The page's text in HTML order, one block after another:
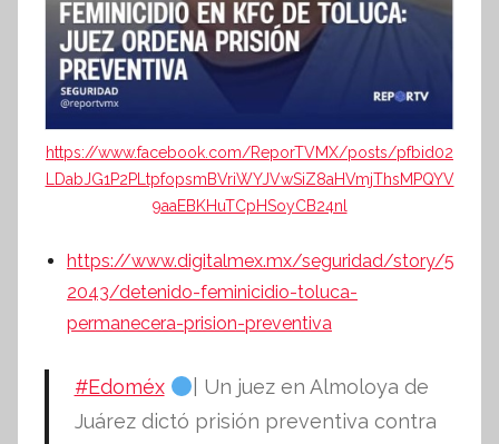
https://www.facebook.com/ReporTVMX/posts/pfbid02
LDabJG1P2PLtpfopsmBVriWYJVwSiZ8aHVmjThsMPQYV
9aaEBKHuTCpHSoyCB24nl
https://www.digitalmex.mx/seguridad/story/5
2043/detenido-feminicidio-toluca-
permanecera-prision-preventiva
#Edoméx
| Un juez en Almoloya de
Juárez dictó prisión preventiva contra